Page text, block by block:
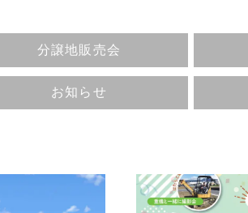
分譲地販売会
お知らせ